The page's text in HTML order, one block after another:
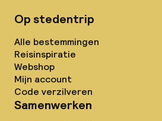
Op stedentrip
Alle bestemmingen
Reisinspiratie
Webshop
Mijn account
Code verzilveren
Samenwerken